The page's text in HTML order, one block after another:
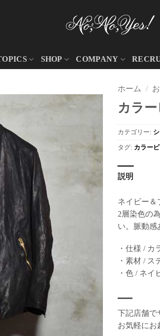
SHOP COMPANY
ホーム /
カラ
カテゴリー:
タグ: カラー
説明
ネイビー＆
2層染色の
い。脈動感
・仕様 / カ
・素材 / ス
・色 / ネイ
下記店舗で
お気軽にお